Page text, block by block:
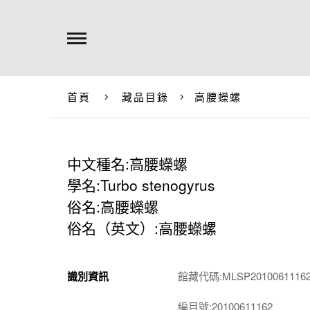
首頁 藏品目錄 高腰蠑螺
中文種名:高腰蠑螺
學名:Turbo stenogyrus
俗名:高腰蠑螺
俗名（英文）:高腰蠑螺
識別資訊 館藏代碼
編目號:20100611162